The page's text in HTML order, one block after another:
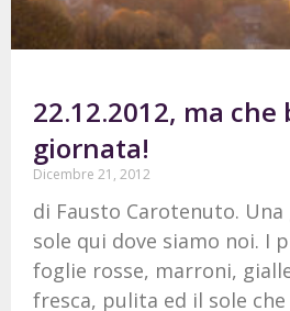
22.12.2012, ma che
giornata!
Dicembre 21, 2012
di Fausto Carotenuto.
sole qui dove siamo noi. I
foglie rosse, marroni,
fresca, pulita ed il sole